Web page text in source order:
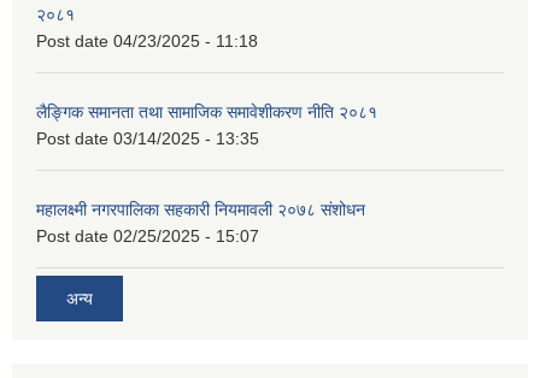
२०८१
Post date 04/23/2025 - 11:18
लैङ्गिक समानता तथा सामाजिक समावेशीकरण नीति २०८१
Post date 03/14/2025 - 13:35
महालक्ष्मी नगरपालिका सहकारी नियमावली २०७८ संशोधन
Post date 02/25/2025 - 15:07
अन्य